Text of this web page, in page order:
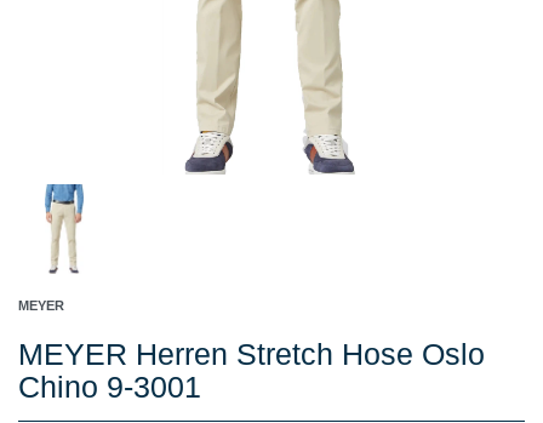
MEYER
MEYER Herren Stretch Hose Oslo
Chino 9-3001